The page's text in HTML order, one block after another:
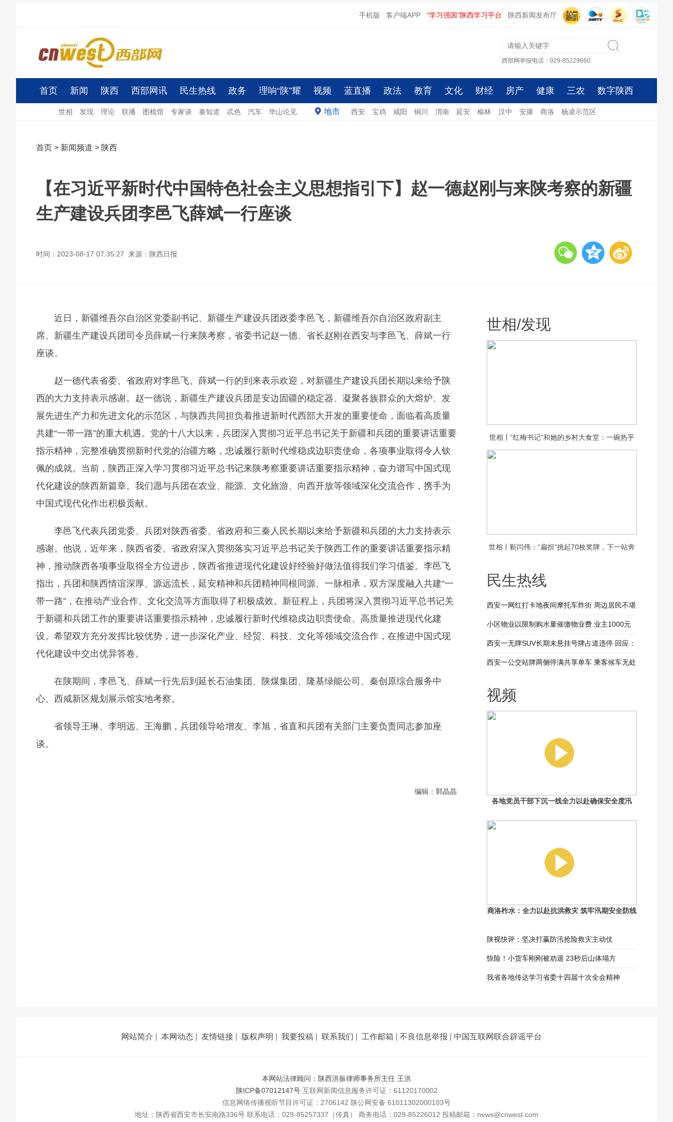
手机版 客户端APP “学习强国”陕西学习平台 陕西新闻发布厅
西部网举报电话：029-85229660
首页 新闻 陕西 西部网讯 民生热线 政务 理响“陕”耀 视频 蓝直播 政法 教育 文化 财经 房产 健康 三农 数字陕西
世相 发现 理论 联播 图梳馆 专家谈 秦知道 忒色 汽车 华山论见 地市 西安 宝鸡 咸阳 铜川 渭南 延安 榆林 汉中 安康 商洛 杨凌示范区
首页 > 新闻频道 > 陕西
【在习近平新时代中国特色社会主义思想指引下】赵一德赵刚与来陕考察的新疆
生产建设兵团李邑飞薛斌一行座谈
时间：2023-08-17 07:35:27 来源：陕西日报
近日，新疆维吾尔自治区党委副书记、新疆生产建设兵团政委李邑飞，新疆维吾尔自治区政府副主
席、新疆生产建设兵团司令员薛斌一行来陕考察，省委书记赵一德、省长赵刚在西安与李邑飞、薛斌一行
座谈。
赵一德代表省委、省政府对李邑飞、薛斌一行的到来表示欢迎，对新疆生产建设兵团长期以来给予陕
西的大力支持表示感谢。赵一德说，新疆生产建设兵团是安边固疆的稳定器、凝聚各族群众的大熔炉、发
展先进生产力和先进文化的示范区，与陕西共同担负着推进新时代西部大开发的重要使命，面临着高质量
共建“一带一路”的重大机遇。党的十八大以来，兵团深入贯彻习近平总书记关于新疆和兵团的重要讲话重要
指示精神，完整准确贯彻新时代党的治疆方略，忠诚履行新时代维稳戍边职责使命，各项事业取得令人钦
佩的成就。当前，陕西正深入学习贯彻习近平总书记来陕考察重要讲话重要指示精神，奋力谱写中国式现
代化建设的陕西新篇章。我们愿与兵团在农业、能源、文化旅游、向西开放等领域深化交流合作，携手为
中国式现代化作出积极贡献。
李邑飞代表兵团党委、兵团对陕西省委、省政府和三秦人民长期以来给予新疆和兵团的大力支持表示
感谢。他说，近年来，陕西省委、省政府深入贯彻落实习近平总书记关于陕西工作的重要讲话重要指示精
神，推动陕西各项事业取得全方位进步，陕西省推进现代化建设好经验好做法值得我们学习借鉴。李邑飞
指出，兵团和陕西情谊深厚、源远流长，延安精神和兵团精神同根同源、一脉相承，双方深度融入共建“一
带一路”，在推动产业合作、文化交流等方面取得了积极成效。新征程上，兵团将深入贯彻习近平总书记关
于新疆和兵团工作的重要讲话重要指示精神，忠诚履行新时代维稳戍边职责使命、高质量推进现代化建
设。希望双方充分发挥比较优势，进一步深化产业、经贸、科技、文化等领域交流合作，在推进中国式现
代化建设中交出优异答卷。
在陕期间，李邑飞、薛斌一行先后到延长石油集团、陕煤集团、隆基绿能公司、秦创原综合服务中
心、西咸新区规划展示馆实地考察。
省领导王琳、李明远、王海鹏，兵团领导哈增友、李旭，省直和兵团有关部门主要负责同志参加座
谈。
编辑：郭晶晶
世相/发现
世相丨“红梅书记”和她的乡村大食堂：一碗热乎
世相丨靳闫伟：“扁担”挑起70枚奖牌，下一站奔
民生热线
西安一网红打卡地夜间摩托车炸街 周边居民不堪
其扰 回应：将持续开展专项整治行动
小区物业以限制购水量催缴物业费 业主1000元
装修押金抵扣物业费 兴平市住建局：已责令物业
整改
西安一无牌SUV长期未悬挂号牌占道违停 回应：
驾驶人被记9分罚款200元
西安一公交站牌两侧停满共享单车 乘客候车无处
视频
各地党员干部下沉一线全力以赴确保安全度汛
商洛柞水：全力以赴抗洪救灾 筑牢汛期安全防线
陕视快评：坚决打赢防汛抢险救灾主动仗
惊险！小货车刚刚被劝退 23秒后山体塌方
我省各地传达学习省委十四届十次全会精神
网站简介 本网动态 友情链接 版权声明 我要投稿 联系我们 工作邮箱 不良信息举报 中国互联网联合辟谣平台
本网站法律顾问：陕西洪振律师事务所主任 王洪
陕ICP备07012147号互联网新闻信息服务许可证：61120170002
信息网络传播视听节目许可证：2706142 陕公网安备 61011302000103号
地址：陕西省西安市长安南路336号 联系电话：029-85257337（传真） 商务电话：029-85226012 投稿邮箱：news@cnwest.com